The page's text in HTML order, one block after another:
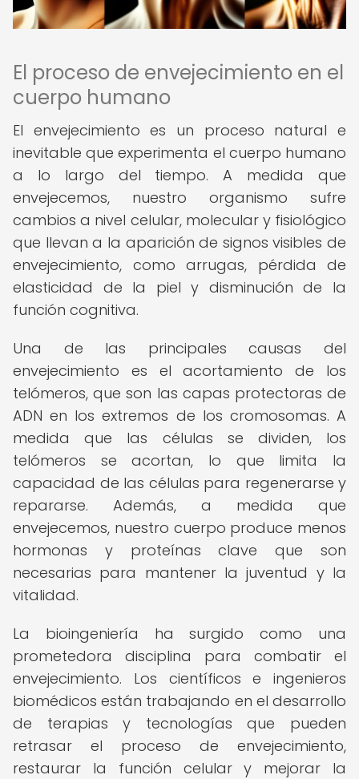
El proceso de envejecimiento en el
cuerpo humano
El envejecimiento es un proceso natural e
inevitable que experimenta el cuerpo humano
a lo largo del tiempo. A medida que
envejecemos, nuestro organismo sufre
cambios a nivel celular, molecular y fisiológico
que llevan a la aparición de signos visibles de
envejecimiento, como arrugas, pérdida de
elasticidad de la piel y disminución de la
función cognitiva.
Una de las principales causas del
envejecimiento es el acortamiento de los
telómeros, que son las capas protectoras de
ADN en los extremos de los cromosomas. A
medida que las células se dividen, los
telómeros se acortan, lo que limita la
capacidad de las células para regenerarse y
repararse. Además, a medida que
envejecemos, nuestro cuerpo produce menos
hormonas y proteínas clave que son
necesarias para mantener la juventud y la
vitalidad.
La bioingeniería ha surgido como una
prometedora disciplina para combatir el
envejecimiento. Los científicos e ingenieros
biomédicos están trabajando en el desarrollo
de terapias y tecnologías que pueden
retrasar el proceso de envejecimiento,
restaurar la función celular y mejorar la